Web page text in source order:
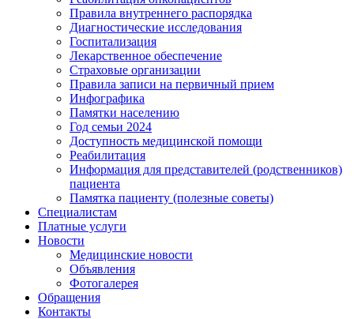
Правила внутреннего распорядка
Диагностические исследования
Госпитализация
Лекарственное обеспечение
Страховые организации
Правила записи на первичный прием
Инфографика
Памятки населению
Год семьи 2024
Доступность медицинской помощи
Реабилитация
Информация для представителей (родственников)
пациента
Памятка пациенту (полезные советы)
Специалистам
Платные услуги
Новости
Медицинские новости
Объявления
Фотогалерея
Обращения
Контакты